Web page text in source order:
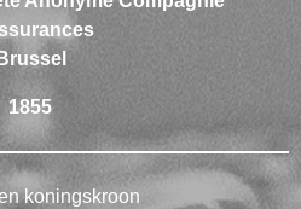
Brussel
1855
koningskroon